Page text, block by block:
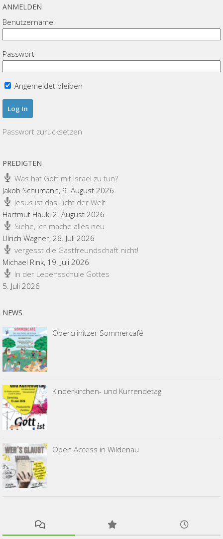
ANMELDEN
Benutzername
Passwort
Angemeldet bleiben
Passwort zurücksetzen
PREDIGTEN
Was hat Gott mit Israel zu tun?
Jakob Schumann, 9. August 2026
Jesus ist das Licht der Welt
Hartmut Hauk, 2. August 2026
Siehe, ich mache alles neu
Ulrich Wagner, 26. Juli 2026
vergesst die Gastfreundschaft nicht!
Michael Rink, 19. Juli 2026
In der Lebensschule Gottes
5. Juli 2026
NEWS
Obercrinitzer Sommercafé
Kinderkirchen- und Kurrendetag
Open Access in Wildenau